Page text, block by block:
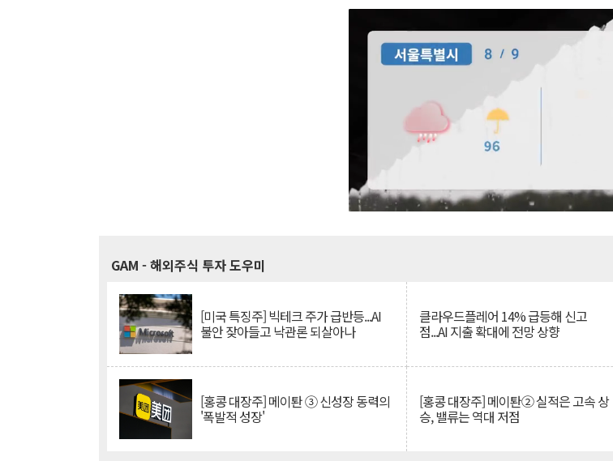
GAM - 해외주식 투자 도우미
[미국 특징주] 빅테크 주가 급반등...AI
불안 잦아들고 낙관론 되살아나
클라우드플레어 14% 급등해 신고
점...AI 지출 확대에 전망 상향
[홍콩 대장주] 메이퇀 ③ 신성장 동력의
'폭발적 성장'
[홍콩 대장주] 메이퇀② 실적은 고속 상
승, 밸류는 역대 저점